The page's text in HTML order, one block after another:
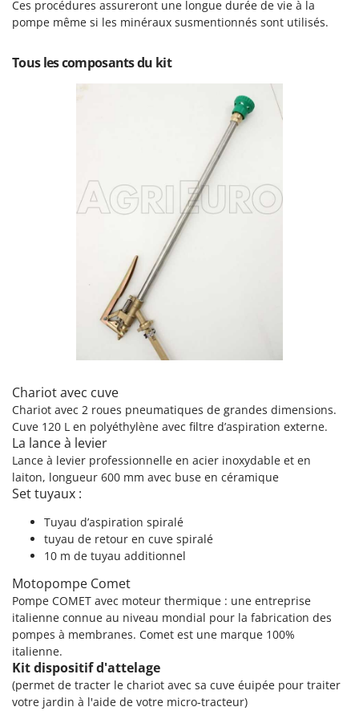
Perches Élagueuses
Pétrins à Spirale
Piscines
Pompes d'irrigation à tracteur
Pompes immergées électriques
Presses à pellets
Pressoirs à fruits
Pressoirs à Raisin
Pulvérisateurs
Pulvérisateurs portés
R
Rafraîchisseurs d'air par évaporation
Rampes de chargement en aluminium
Râpes à fromage électriques
Remplisseuses
Robots nettoyeurs de piscine
Robots Tondeuses
Rogneuses de souches
Rouleaux pour tracteur
S
Scies à os
Scies à Ruban
Francini
G
G3 Ferrari
Gardena
Ginko - MGM
GreenBay
GVS
GYS
H
Hailo
Helvi
Henx
HiKOKI
Honda
I
Idromatic
Il-Tec
Imperia
Infaco
Intec
Ces procédures assureront une longue durée de vie à la
pompe même si les minéraux susmentionnés sont utilisés.
Tous les composants du kit
Chariot avec cuve
Chariot avec 2 roues pneumatiques de grandes dimensions.
Cuve 120 L en polyéthylène avec filtre d’aspiration externe.
La lance à levier
Lance à levier professionnelle en acier inoxydable et en
laiton, longueur 600 mm avec buse en céramique
Set tuyaux :
Tuyau d’aspiration spiralé
tuyau de retour en cuve spiralé
10 m de tuyau additionnel
Motopompe Comet
Pompe COMET avec moteur thermique : une entreprise
italienne connue au niveau mondial pour la fabrication des
pompes à membranes. Comet est une marque 100%
italienne.
Kit dispositif d'attelage
(permet de tracter le chariot avec sa cuve éuipée pour traiter
votre jardin à l'aide de votre micro-tracteur)